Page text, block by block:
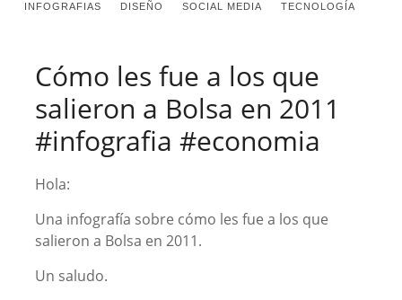
INFOGRAFIAS DISEÑO SOCIAL MEDIA TECNOLOGÍA
Cómo les fue a los que
salieron a Bolsa en 2011
#infografia #economia
Hola:
Una infografía sobre cómo les fue a los que
salieron a Bolsa en 2011.
Un saludo.